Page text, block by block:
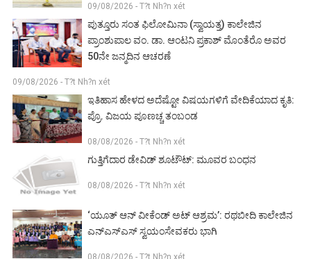
09/08/2026 - T?t Nh?n xét
ಪುತ್ತೂರು ಸಂತ ಫಿಲೋಮಿನಾ (ಸ್ವಾಯತ್ತ) ಕಾಲೇಜಿನ
ಪ್ರಾಂಶುಪಾಲ ವಂ. ಡಾ. ಆಂಟನಿ ಪ್ರಕಾಶ್ ಮೊಂತೆರೊ ಅವರ
50ನೇ ಜನ್ಮದಿನ ಆಚರಣೆ
09/08/2026 - T?t Nh?n xét
ಇತಿಹಾಸ ಹೇಳದ ಅದೆಷ್ಟೋ ವಿಷಯಗಳಿಗೆ ವೇದಿಕೆಯಾದ ಕೃತಿ:
ಪ್ರೊ. ವಿಜಯ ಪೂಣಚ್ಚ ತಂಬಂಡ
08/08/2026 - T?t Nh?n xét
ಗುತ್ತಿಗೆದಾರ ಡೇವಿಡ್ ಶೂಟೌಟ್: ಮೂವರ ಬಂಧನ
08/08/2026 - T?t Nh?n xét
‘ಯೂತ್ ಆನ್ ವೀಕೆಂಡ್ ಅಟ್ ಆಶ್ರಮ’: ರಥಬೀದಿ ಕಾಲೇಜಿನ
ಎನ್‌ಎಸ್‌ಎಸ್ ಸ್ವಯಂಸೇವಕರು ಭಾಗಿ
08/08/2026 - T?t Nh?n xét